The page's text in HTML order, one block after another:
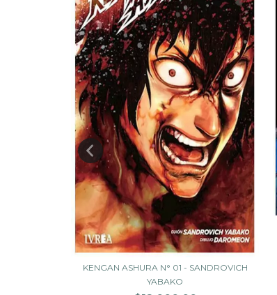
KENGAN ASHURA N° 01 - SANDROVICH
YABAKO